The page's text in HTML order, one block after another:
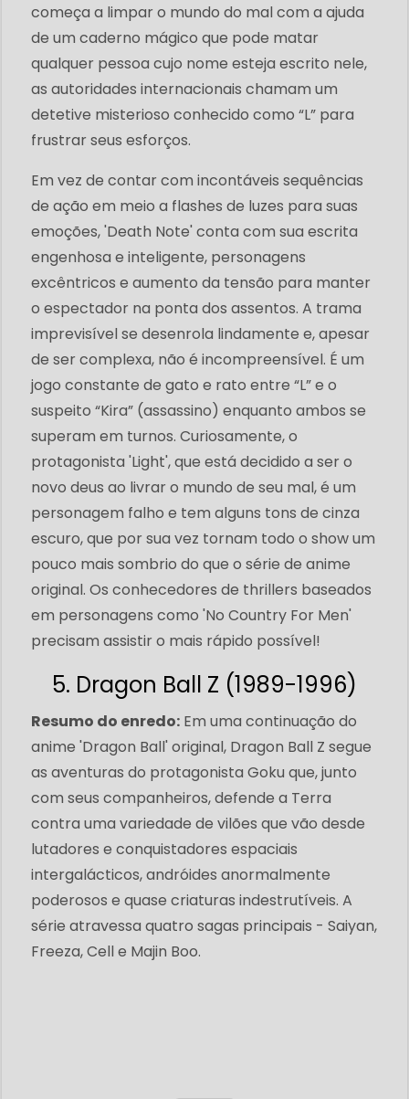
começa a limpar o mundo do mal com a ajuda
de um caderno mágico que pode matar
qualquer pessoa cujo nome esteja escrito nele,
as autoridades internacionais chamam um
detetive misterioso conhecido como “L” para
frustrar seus esforços.
Em vez de contar com incontáveis ​​sequências
de ação em meio a flashes de luzes para suas
emoções, 'Death Note' conta com sua escrita
engenhosa e inteligente, personagens
excêntricos e aumento da tensão para manter
o espectador na ponta dos assentos. A trama
imprevisível se desenrola lindamente e, apesar
de ser complexa, não é incompreensível. É um
jogo constante de gato e rato entre “L” e o
suspeito “Kira” (assassino) enquanto ambos se
superam em turnos. Curiosamente, o
protagonista 'Light', que está decidido a ser o
novo deus ao livrar o mundo de seu mal, é um
personagem falho e tem alguns tons de cinza
escuro, que por sua vez tornam todo o show um
pouco mais sombrio do que o série de anime
original. Os conhecedores de thrillers baseados
em personagens como 'No Country For Men'
precisam assistir o mais rápido possível!
5. Dragon Ball Z (1989-1996)
Resumo do enredo: Em uma continuação do
anime 'Dragon Ball' original, Dragon Ball Z segue
as aventuras do protagonista Goku que, junto
com seus companheiros, defende a Terra
contra uma variedade de vilões que vão desde
lutadores e conquistadores espaciais
intergalácticos, andróides anormalmente
poderosos e quase criaturas indestrutíveis. A
série atravessa quatro sagas principais - Saiyan,
Freeza, Cell e Majin Boo.